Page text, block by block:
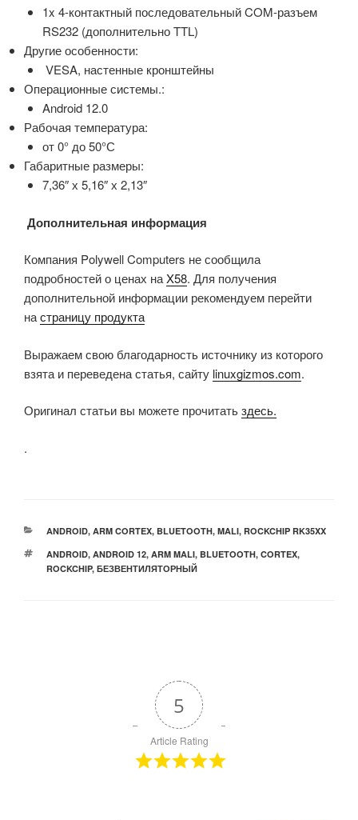
1x 4-контактный последовательный COM-разъем
RS232 (дополнительно TTL)
Другие особенности:
VESA, настенные кронштейны
Операционные системы.:
Android 12.0
Рабочая температура:
от 0° до 50°С
Габаритные размеры:
7,36″ х 5,16″ х 2,13″
Дополнительная информация
Компания Polywell Computers не сообщила
подробностей о ценах наX58. Для получения
дополнительной информации рекомендуем перейти
настраницу продукта
Выражаем свою благодарность источнику из которого
взята и переведена статья, сайту linuxgizmos.com.
Оригинал статьи вы можете прочитатьздесь.
.
РУБРИКИ
ANDROID, ARM CORTEX, BLUETOOTH, MALI, ROCKCHIP RK35XX
МЕТКИ
ANDROID, ANDROID 12, ARM MALI, BLUETOOTH, CORTEX,
ROCKCHIP, БЕЗВЕНТИЛЯТОРНЫЙ
5
Article Rating